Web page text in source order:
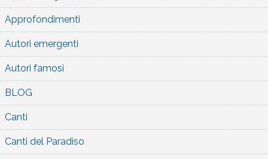
Approfondimenti
Autori emergenti
Autori famosi
BLOG
Canti
Canti del Paradiso